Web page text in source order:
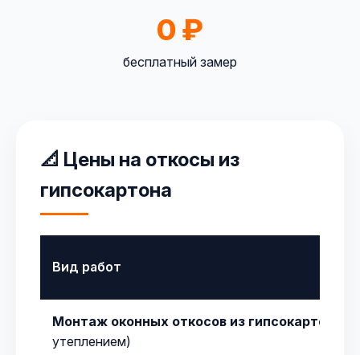
0 ₽
бесплатный замер
📐 Цены на откосы из
гипсокартона
Вид работ
Монтаж оконных откосов из гипсокартона
утеплением)